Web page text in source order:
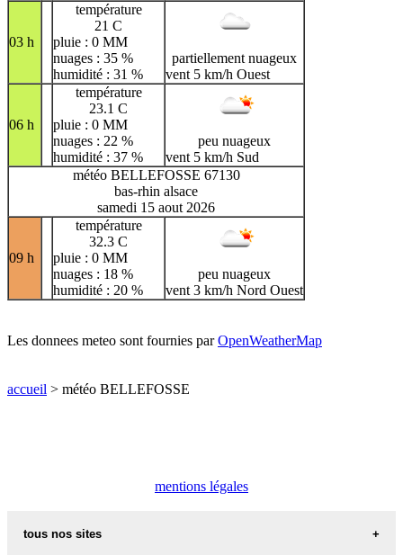
03 h
température
21 C
pluie : 0 MM
nuages : 35 %
humidité : 31 %
partiellement nuageux
vent 5 km/h Ouest
06 h
température
23.1 C
pluie : 0 MM
nuages : 22 %
humidité : 37 %
peu nuageux
vent 5 km/h Sud
météo BELLEFOSSE 67130
bas-rhin alsace
samedi 15 aout 2026
09 h
température
32.3 C
pluie : 0 MM
nuages : 18 %
humidité : 20 %
peu nuageux
vent 3 km/h Nord Ouest
Les donnees meteo sont fournies parOpenWeatherMap
accueil > météo BELLEFOSSE
mentions légales
tous nos sites